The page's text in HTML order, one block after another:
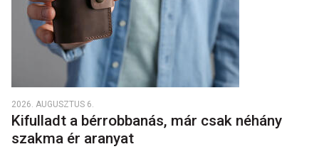
2026. AUGUSZTUS 6.
Kifulladt a bérrobbanás, már csak néhány
szakma ér aranyat